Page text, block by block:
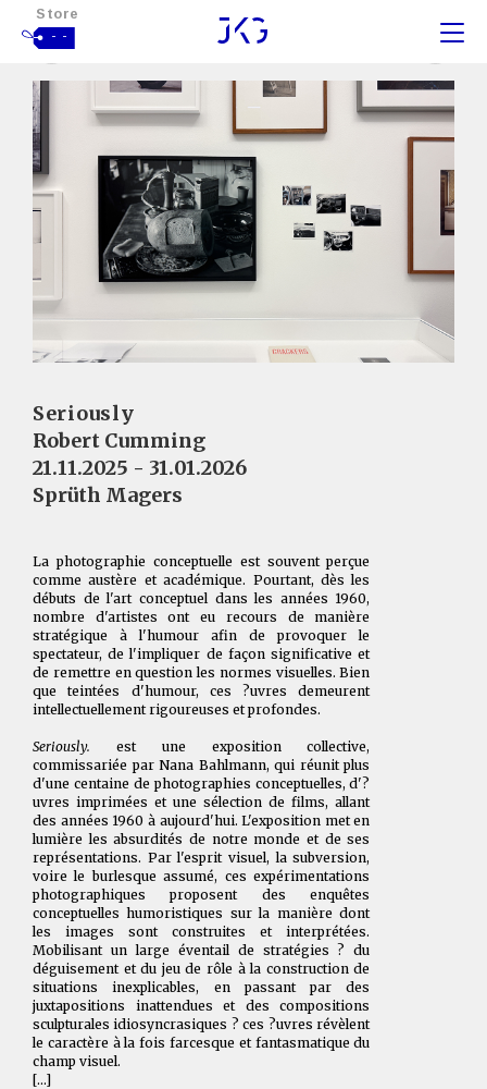
Store
- -
Seriously
Robert Cumming
21.11.2025 - 31.01.2026
Sprüth Magers
La photographie conceptuelle est souvent perçue
comme austère et académique. Pourtant, dès les
débuts de l'art conceptuel dans les années 1960,
nombre d'artistes ont eu recours de manière
stratégique à l'humour afin de provoquer le
spectateur, de l'impliquer de façon significative et
de remettre en question les normes visuelles. Bien
que teintées d'humour, ces ?uvres demeurent
intellectuellement rigoureuses et profondes.
Seriously.
est une exposition collective,
commissariée par Nana Bahlmann, qui réunit plus
d'une centaine de photographies conceptuelles, d'?
uvres imprimées et une sélection de films, allant
des années 1960 à aujourd'hui. L'exposition met en
lumière les absurdités de notre monde et de ses
représentations. Par l'esprit visuel, la subversion,
voire le burlesque assumé, ces expérimentations
photographiques proposent des enquêtes
conceptuelles humoristiques sur la manière dont
les images sont construites et interprétées.
Mobilisant un large éventail de stratégies ? du
déguisement et du jeu de rôle à la construction de
situations inexplicables, en passant par des
juxtapositions inattendues et des compositions
sculpturales idiosyncrasiques ? ces ?uvres révèlent
le caractère à la fois farcesque et fantasmatique du
champ visuel.
[...]